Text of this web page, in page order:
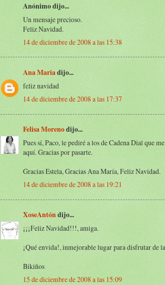
Anónimo dijo...
Un mensaje precioso.
Feliz Navidad.
14 de diciembre de 2008 a las 15:38
Ana Mariadijo...
feliz navidad
14 de diciembre de 2008 a las 17:37
Felisa Morenodijo...
Pues sí, Paco, le pediré a los de Cadena Dial que
aquí. Gracias por pasarte.
Gracias Estela, Gracias Ana María, Feliz Navidad.
14 de diciembre de 2008 a las 19:21
XoseAntóndijo...
¡¡¡Feliz Navidad!!!, amiga.
¡Qué envida!, inmejorable lugar para disfrutar de
Bikiños
15 de diciembre de 2008 a las 15:09